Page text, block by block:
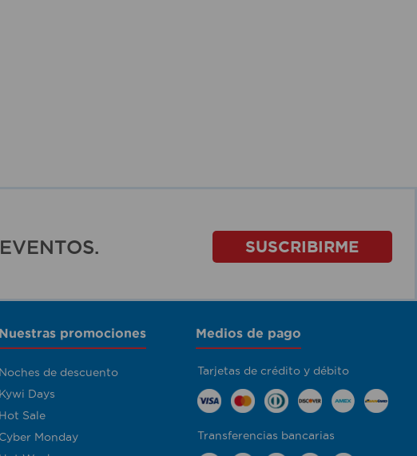
SUSCRIBIRME
Nuestras promociones
Noches de descuento
Kywi Days
Hot Sale
Cyber Monday
Medios de pago
Tarjetas de crédito y débito
Transferencias bancarias